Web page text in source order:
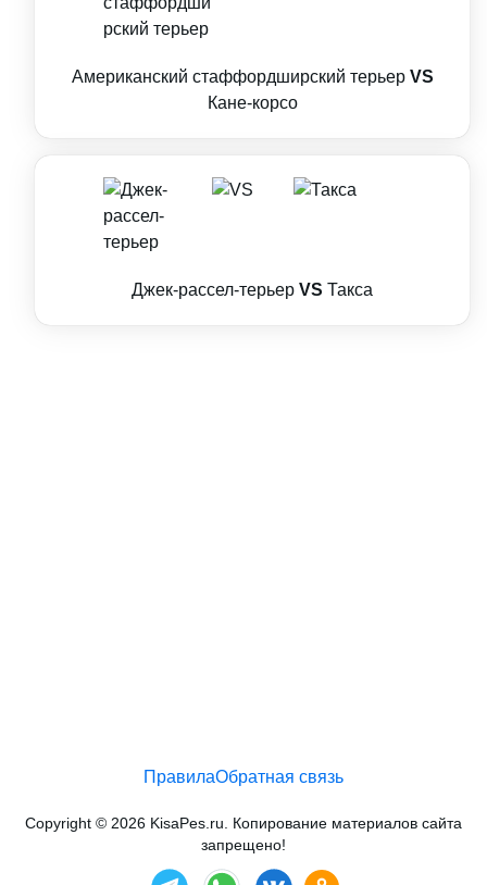
Американский стаффордширский терьер VS
Кане-корсо
Джек-рассел-терьер VS Такса
ПравилаОбратная связь
Copyright © 2026 KisaPes.ru. Копирование материалов сайта
запрещено!